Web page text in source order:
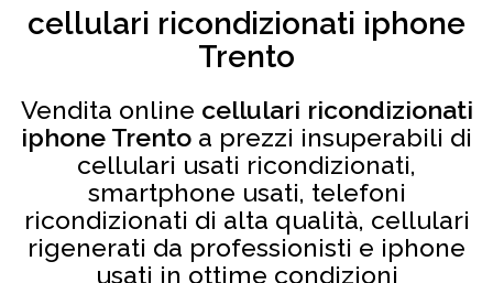
cellulari ricondizionati iphone
Trento
Vendita online cellulari ricondizionati
iphone Trento a prezzi insuperabili di
cellulari usati ricondizionati,
smartphone usati, telefoni
ricondizionati di alta qualità, cellulari
rigenerati da professionisti e iphone
usati in ottime condizioni